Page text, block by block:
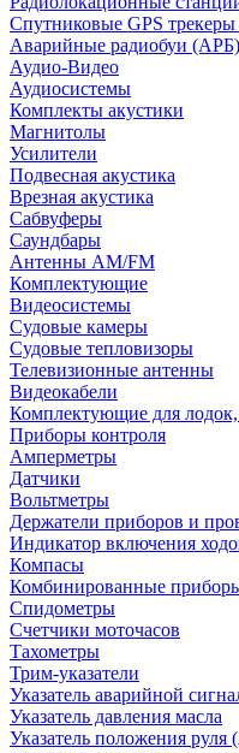
Спутниковые GPS
Аварийные радиобуи
Аудио-Видео
Аудиосистемы
Комплекты акустики
Магнитолы
Усилители
Подвесная акустика
Врезная акустика
Сабвуферы
Саундбары
Антенны AM/FM
Комплектующие
Видеосистемы
Судовые камеры
Cудовые тепловизоры
Телевизионные антенны
Видеокабели
Комплектующие для лодок,
Приборы контроля
Амперметры
Датчики
Вольтметры
Держатели приборов и
Индикатор включения
Компасы
Комбинированные
Спидометры
Счетчики моточасов
Тахометры
Трим-указатели
Указатель аварийной
Указатель давления масла
Указатель положения руля